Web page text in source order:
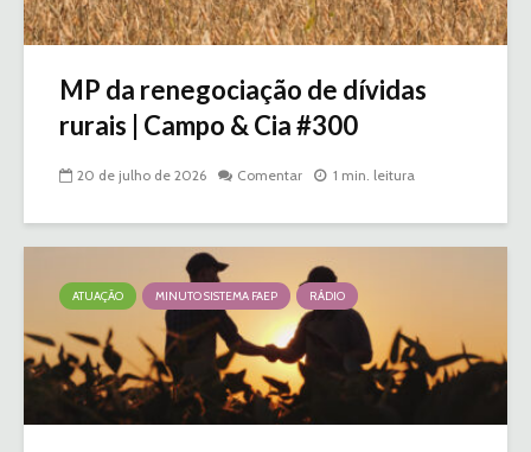
MP da renegociação de dívidas
rurais | Campo & Cia #300
20 de julho de 2026 Comentar 1 min. leitura
ATUAÇÃO MINUTO SISTEMA FAEP RÁDIO